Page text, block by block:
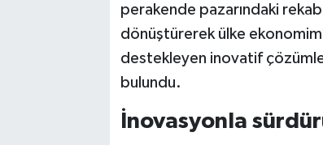
perakende pazarındaki
dönüştürerek ülke
destekleyen inovatif
bulundu.
İnovasyonla